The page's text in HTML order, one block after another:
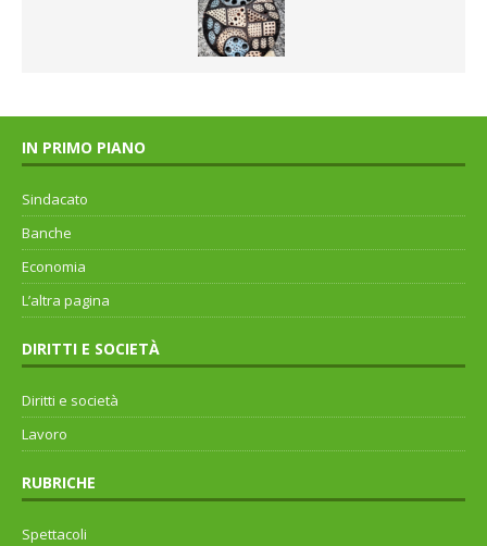
IN PRIMO PIANO
Sindacato
Banche
Economia
L’altra pagina
DIRITTI E SOCIETÀ
Diritti e società
Lavoro
RUBRICHE
Spettacoli